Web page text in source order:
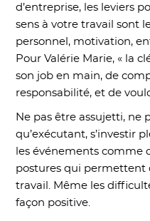
d’entreprise, les leviers
sens à votre travail sont
personnel, motivation,
Pour Valérie Marie, « la
son job en main, de
responsabilité, et de
Ne pas être assujetti, ne
qu’exécutant, s’investir
les événements comme
postures qui permettent
travail. Même les
façon positive.